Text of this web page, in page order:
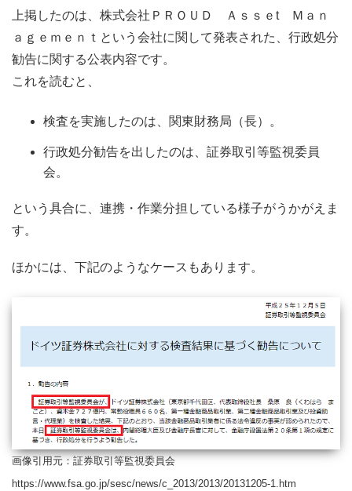
上掲したのは、株式会社ＰＲＯＵＤ Ａｓｓｅt Ｍａｎ
ａｇｅｍｅｎｔという会社に関して発表された、行政処分
勧告に関する公表内容です。
これを読むと、
検査を実施したのは、関東財務局（長）。
行政処分勧告を出したのは、証券取引等監視委員
会。
という具合に、連携・作業分担している様子がうかがえま
す。
ほかには、下記のようなケースもあります。
画像引用元：証券取引等監視委員会
https://www.fsa.go.jp/sesc/news/c_2013/2013/20131205-1.htm